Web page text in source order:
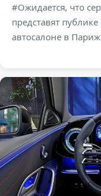
#Ожидается, что
представят
автосалоне в